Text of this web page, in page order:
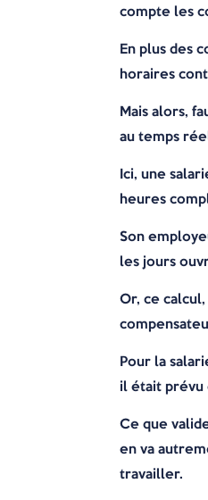
compte les
En plus des
horaires
Mais alors,
au temps
Ici, une
heures
Son
les jours
Or, ce
Pour la
il était prévu
Ce que
en va
travailler.